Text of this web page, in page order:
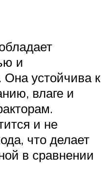
и
Она устойчива к
влаге и
и не
что делает
в сравнении